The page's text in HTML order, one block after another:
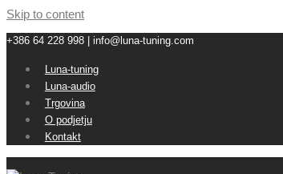
Skip to content
+386 64 228 998 | info@luna-tuning.com
Luna-tuning
Luna-audio
Trgovina
O podjetju
Kontakt